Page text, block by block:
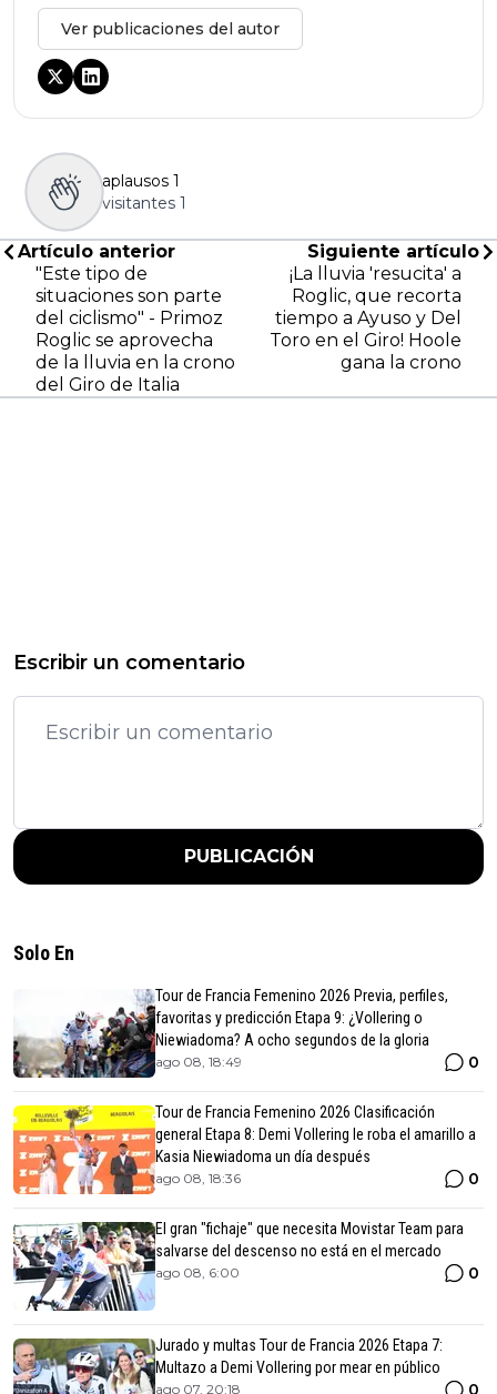
Ver publicaciones del autor
aplausos 1
visitantes 1
Artículo anterior
"Este tipo de
situaciones son parte
del ciclismo" - Primoz
Roglic se aprovecha
de la lluvia en la crono
del Giro de Italia
Siguiente artículo
¡La lluvia 'resucita' a
Roglic, que recorta
tiempo a Ayuso y Del
Toro en el Giro! Hoole
gana la crono
Escribir un comentario
PUBLICACIÓN
Solo En
Tour de Francia Femenino 2026 Previa, perfiles,
favoritas y predicción Etapa 9: ¿Vollering o
Niewiadoma? A ocho segundos de la gloria
ago 08, 18:49 0
Tour de Francia Femenino 2026 Clasificación
general Etapa 8: Demi Vollering le roba el amarillo a
Kasia Niewiadoma un día después
ago 08, 18:36 0
El gran "fichaje" que necesita Movistar Team para
salvarse del descenso no está en el mercado
ago 08, 6:00 0
Jurado y multas Tour de Francia 2026 Etapa 7:
Multazo a Demi Vollering por mear en público
ago 07, 20:18 0